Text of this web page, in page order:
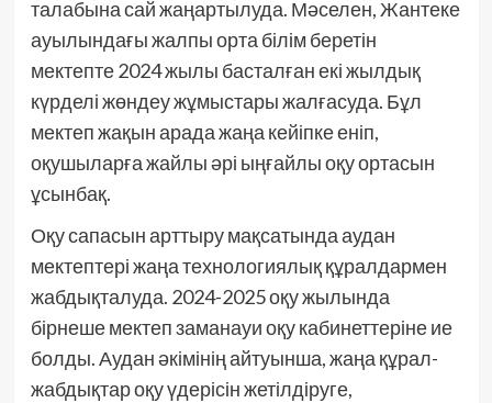
талабына сай жаңартылуда. Мәселен, Жантеке
ауылындағы жалпы орта білім беретін
мектепте 2024 жылы басталған екі жылдық
күрделі жөндеу жұмыстары жалғасуда. Бұл
мектеп жақын арада жаңа кейіпке еніп,
оқушыларға жайлы әрі ыңғайлы оқу ортасын
ұсынбақ.
Оқу сапасын арттыру мақсатында аудан
мектептері жаңа технологиялық құралдармен
жабдықталуда. 2024-2025 оқу жылында
бірнеше мектеп заманауи оқу кабинеттеріне ие
болды. Аудан әкімінің айтуынша, жаңа құрал-
жабдықтар оқу үдерісін жетілдіруге,